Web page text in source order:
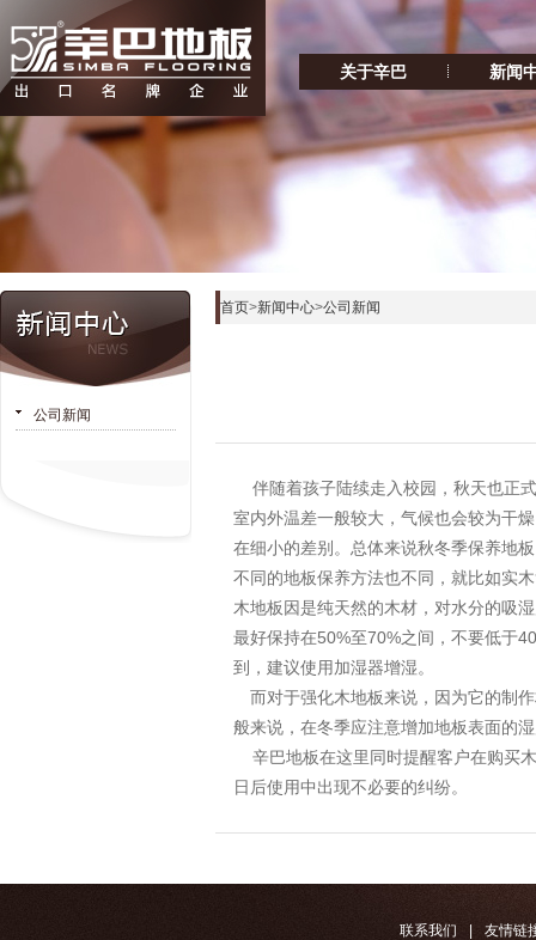
关于辛巴 新闻
公司新闻
首页>新闻中心>公司新闻
伴随着孩子陆续走入校园，秋天也正
室内外温差一般较大，气候也会较为干
在细小的差别。总体来说秋冬季保养地
不同的地板保养方法也不同，就比如实
木地板因是纯天然的木材，对水分的吸
最好保持在50%至70%之间，不要低于
到，建议使用加湿器增湿。
而对于强化木地板来说，因为它的制
般来说，在冬季应注意增加地板表面的
辛巴地板在这里同时提醒客户在购买
日后使用中出现不必要的纠纷。
联系我们
友情链